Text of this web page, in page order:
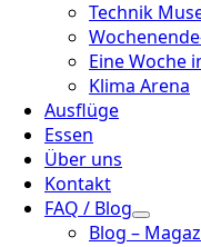
Technik
Eine Woche
Klima Arena
Ausflüge
Essen
Über uns
Kontakt
FAQ / Blog
Blog –